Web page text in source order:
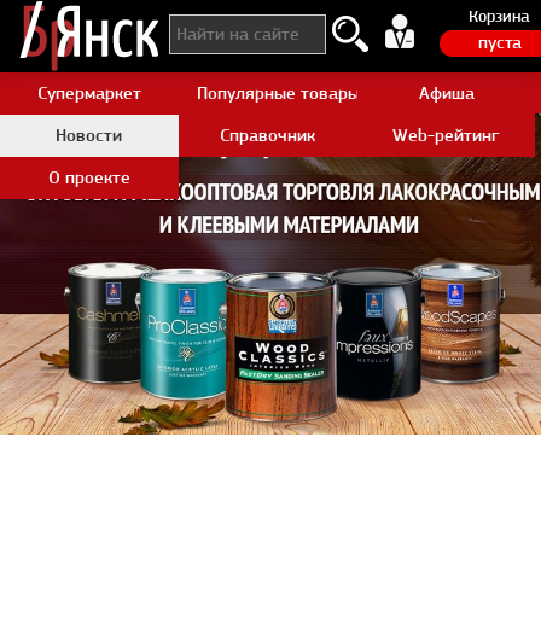
Корзина
пуста
Супермаркет Популярные товары AliexpressАфиша
Новости
Справочник
Web-рейтинг
О проекте